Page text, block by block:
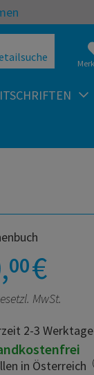
00€
MwSt.
2-3 Werktage
in Österreich